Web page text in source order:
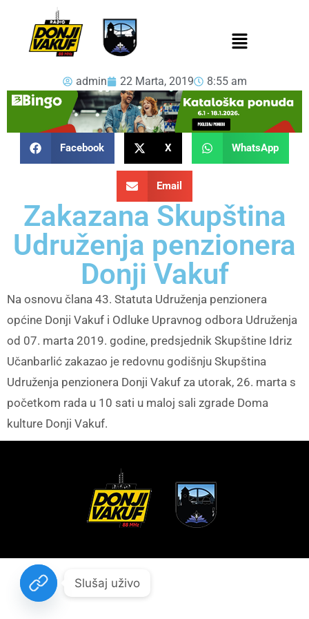
admin 22 Marta, 2019 8:55 am
Facebook X WhatsApp
Email
Zakazana Skupština
Udruženja penzionera
Donji Vakuf
Na osnovu člana 43. Statuta Udruženja penzionera
općine Donji Vakuf i Odluke Upravnog odbora Udruženja
od 07. marta 2019. godine, predsjednik Skupštine Idriz
Učanbarlić zakazao je redovnu godišnju Skupština
Udruženja penzionera Donji Vakuf za utorak, 26. marta s
početkom rada u 10 sati u maloj sali zgrade Doma
kulture Donji Vakuf.
Slušaj uživo